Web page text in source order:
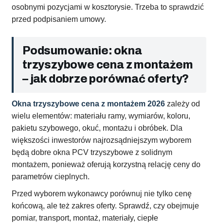
osobnymi pozycjami w kosztorysie. Trzeba to sprawdzić
przed podpisaniem umowy.
Podsumowanie: okna
trzyszybowe cena z montażem
– jak dobrze porównać oferty?
Okna trzyszybowe cena z montażem 2026 zależy od
wielu elementów: materiału ramy, wymiarów, koloru,
pakietu szybowego, okuć, montażu i obróbek. Dla
większości inwestorów najrozsądniejszym wyborem
będą dobre okna PCV trzyszybowe z solidnym
montażem, ponieważ oferują korzystną relację ceny do
parametrów cieplnych.
Przed wyborem wykonawcy porównuj nie tylko cenę
końcową, ale też zakres oferty. Sprawdź, czy obejmuje
pomiar, transport, montaż, materiały, ciepłe